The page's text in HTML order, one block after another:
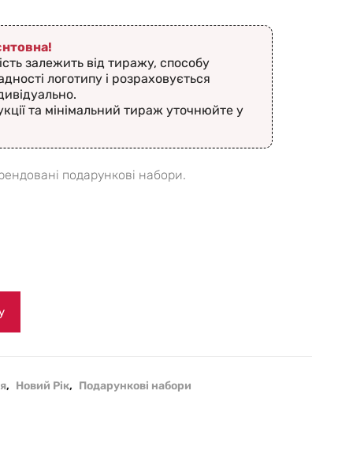
залежить від тиражу, способу
логотипу і розраховується
та мінімальний тираж уточнюйте у
подарункові набори.
, Новий Рік, Подарункові набори